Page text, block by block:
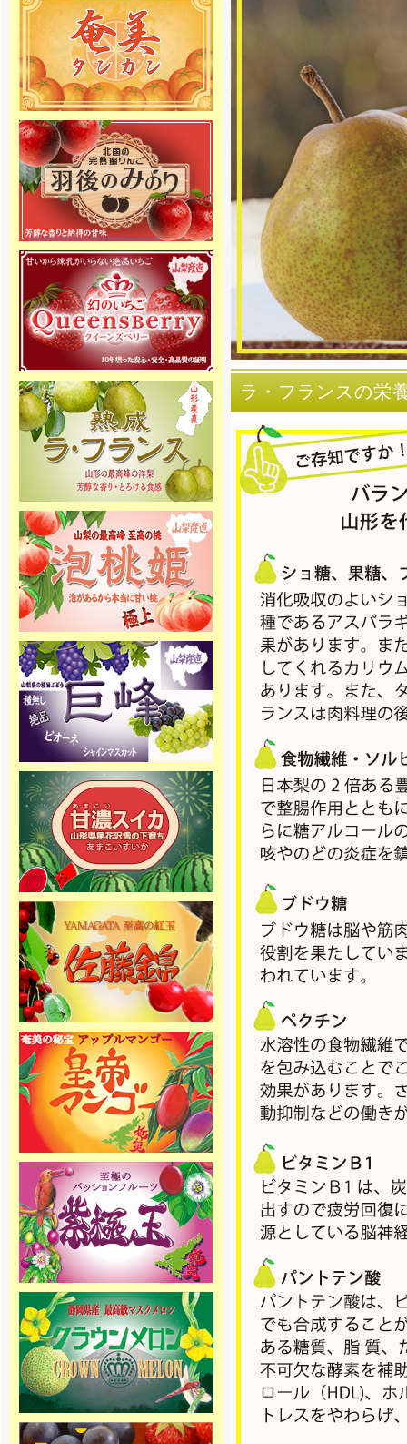
ラ・フランスの栄
約販売をスタートしました。商品
の発送は5月初旬頃からを予定して
おります。お楽しみに
[2017年12月27日]
12月29日～1月4日を冬季休暇とさ
せて頂きます。 何卒ご理解の程、
お願い申し上げます。
[2016年5月1日 ]
姉妹店-メロン専門通販の2016年
度の夏価格適応期間がスタートし
ました。高級マスクメロンを低価
格にてご提供しています。是非こ
の機会にご利用下さい。
[2016年4月11日 ]
姉妹店-さくらんぼ通販の2016年
度の受付を開始しました。絶品さ
くらんぼ佐藤錦を5月初め頃から産
地直送でご家庭へお届け致しま
す。
[2015年12月1日 ]
2015年11月20日 りんご専門通販
をオープンしました。高級りんご
「北国のみのり」を山形県（一部
青森）より産地直送でご家庭へお
届け致します。
[2015年11月20日 ]
2015年11月20日 無農薬 いちご専
門通販をオープンしました！8種類
のクイーンズベリー最高級 無農薬
いちごを詰合せを山梨産地直送で
ご家庭へお届け致します。
[2015年10月31日 ]
2015年10月31日 ラ・フランス専
門通販をオープンしました。高級
ラ・フランスを山形県より産地直
送でご家庭へお届け致します。
[2015年10月10日 ]
2016年4月1日より山梨県産、絶品
種無し巨峰の専門通販 ぶどう巨峰
専門通販をオープンします！大玉
の巨峰・ピオーネ・シャインマス
カットを産地直送でご家庭へお届
け致します。
[2015年10月10日 ]
2016年4月1日より山梨県産、絶品
桃の専門通販 桃専門通販をオープ
ンします！味重視の泡がでる桃 泡
桃姫を産地直送でご家庭へお届け
致します。